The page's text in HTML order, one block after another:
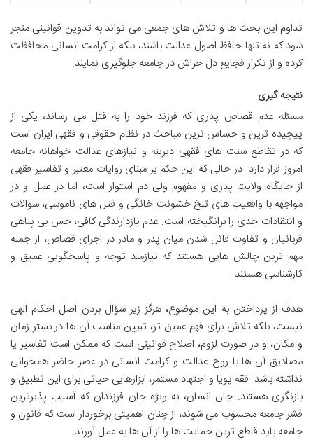
تداوم این بحث ها و تلاش های جمعی می تواند به تدوین قوانینی منجر
شود که نه تنها حافظ اصول عدالت باشند، بلکه از کرامت انسانی محافظت
کرده و از تکرار فجایع دل خراش در جامعه جلوگیری نمایند.
نتیجه گیری
مسئله عدم قصاص پدری که فرزند خود را به قتل می رساند، یکی از
پیچیده ترین و حساس ترین مباحث در نظام حقوقی و فقهی ایران است
که در تقاطع سنت های فقهی دیرینه و نیازهای عدالت خواهانه جامعه
امروز قرار دارد. در حالی که این حکم بر مبنای روایات معتبر و تفاسیر فقهی
از جایگاه ولایت پدری و مفهوم ولی دم استوار است، اما در عمل و در
مواجهه با واقعیت های تلخ خشونت خانگی و قتل های ناموسی، سوالات
و انتقادات جدی را برانگیخته است. عدم بازدارندگی کافی، حس بی پناهی
قربانیان و تفاوت قائل شدن میان پدر و مادر در اجرای قصاص، از جمله
مهم ترین چالش هایی هستند که نیازمند توجه و پاسخگویی عمیق و
کارشناسی هستند.
هدف از پرداختن به این موضوع، هرگز زیر سؤال بردن اصل احکام الهی
نیست، بلکه تلاش برای فهم عمیق تر، تبیین مناسب آن ها در بستر زمان
و مکان، و در صورت لزوم، اصلاح قوانینی است که ممکن است تفاسیر یا
مصادیق آن ها با روح عدالت و کرامت انسانی در عصر حاضر همخوانی
نداشته باشد. فقه پویا و اجتهاد مستمر، ابزارهایی حیاتی برای این تطبیق و
بازنگری هستند. جان انسان، به ویژه جان فرزندان که آسیب پذیرترین
قشر جامعه محسوب می شوند، از چنان اهمیتی برخوردار است که قانون و
جامعه باید قاطع ترین حمایت ها را از آن ها به عمل آورند.